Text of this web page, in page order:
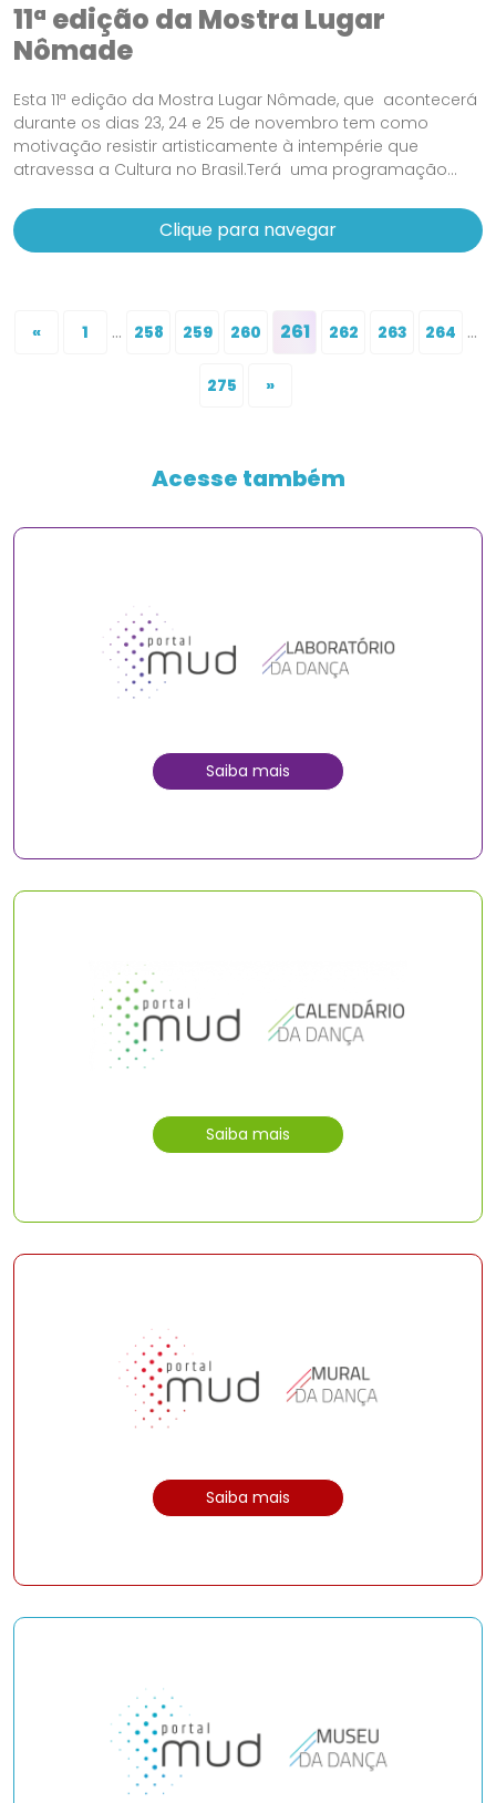
11ª edição da Mostra Lugar
Nômade
Esta 11ª edição da Mostra Lugar Nômade, que acontecerá
durante os dias 23, 24 e 25 de novembro tem como
motivação resistir artisticamente à intempérie que
atravessa a Cultura no Brasil.Terá uma programação...
Clique para navegar
« 1 ... 258 259 260 261 262 263 264 ...
275 »
Acesse também
Saiba mais
Saiba mais
Saiba mais